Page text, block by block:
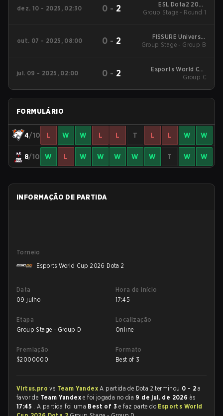
dez. 10 - 2025, 02:30 0 - 2
ESL Dota2 2025
DreamLeague Season
Group Stage - Round 1
out. 07 - 2025, 08:00 0 - 2
FISSURE Universe:
Episode 7
Group Stage - Group B
jul. 09 - 2025, 02:00 0 - 2
Esports World Cup
2025 Dota2
Group C
FORMULÁRIO
4/10 L W W L L T L L W W
8/10 W L W W W W W T W W
INFORMAÇÃO DE PARTIDA
Torneio
Esports World Cup 2026 Dota 2
Data
09 julho
Hora de início
17:45
Etapa
Group Stage - Group D
Localização
Online
Premiação
$2000000
Formato
Best of 3
Virtus.provs Team YandexA partida de Dota 2 terminou 0 - 2 a
favor de Team Yandexe foi jogada no dia 9 de jul. de 2026 às
17:45 . A partida foi uma Best of 3e faz parte do Esports World